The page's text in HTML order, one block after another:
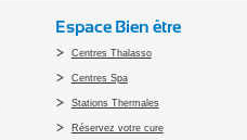
Espace Bien être
Centres Thalasso
Centres Spa
Stations Thermales
Réservez votre cure